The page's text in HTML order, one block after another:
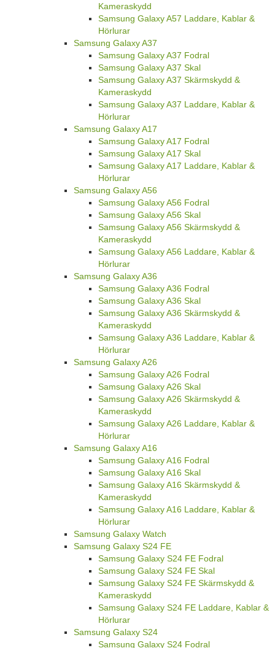
Kameraskydd
Samsung Galaxy A57 Laddare, Kablar &
Hörlurar
Samsung Galaxy A37
Samsung Galaxy A37 Fodral
Samsung Galaxy A37 Skal
Samsung Galaxy A37 Skärmskydd &
Kameraskydd
Samsung Galaxy A37 Laddare, Kablar &
Hörlurar
Samsung Galaxy A17
Samsung Galaxy A17 Fodral
Samsung Galaxy A17 Skal
Samsung Galaxy A17 Laddare, Kablar &
Hörlurar
Samsung Galaxy A56
Samsung Galaxy A56 Fodral
Samsung Galaxy A56 Skal
Samsung Galaxy A56 Skärmskydd &
Kameraskydd
Samsung Galaxy A56 Laddare, Kablar &
Hörlurar
Samsung Galaxy A36
Samsung Galaxy A36 Fodral
Samsung Galaxy A36 Skal
Samsung Galaxy A36 Skärmskydd &
Kameraskydd
Samsung Galaxy A36 Laddare, Kablar &
Hörlurar
Samsung Galaxy A26
Samsung Galaxy A26 Fodral
Samsung Galaxy A26 Skal
Samsung Galaxy A26 Skärmskydd &
Kameraskydd
Samsung Galaxy A26 Laddare, Kablar &
Hörlurar
Samsung Galaxy A16
Samsung Galaxy A16 Fodral
Samsung Galaxy A16 Skal
Samsung Galaxy A16 Skärmskydd &
Kameraskydd
Samsung Galaxy A16 Laddare, Kablar &
Hörlurar
Samsung Galaxy Watch
Samsung Galaxy S24 FE
Samsung Galaxy S24 FE Fodral
Samsung Galaxy S24 FE Skal
Samsung Galaxy S24 FE Skärmskydd &
Kameraskydd
Samsung Galaxy S24 FE Laddare, Kablar &
Hörlurar
Samsung Galaxy S24
Samsung Galaxy S24 Fodral